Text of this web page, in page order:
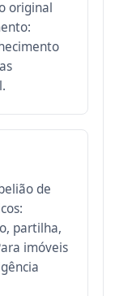
original
de
partilha,
imóveis